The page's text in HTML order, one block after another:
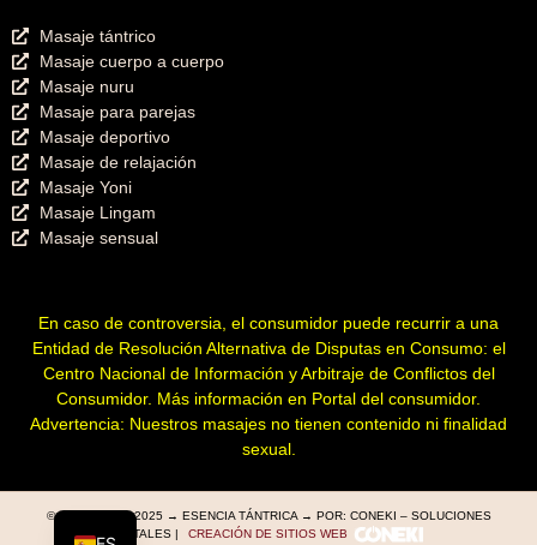
Masaje tántrico
Masaje cuerpo a cuerpo
Masaje nuru
Masaje para parejas
Masaje deportivo
Masaje de relajación
Masaje Yoni
Masaje Lingam
Masaje sensual
En caso de controversia, el consumidor puede recurrir a una
Entidad de Resolución Alternativa de Disputas en Consumo: el
Centro Nacional de Información y Arbitraje de Conflictos del
Consumidor. Más información en Portal del consumidor.
Advertencia: Nuestros masajes no tienen contenido ni finalidad
sexual.
© COPYRIGHT 2025 → ESENCIA TÁNTRICA → POR: CONEKI – SOLUCIONES
DIGITALES |
CREACIÓN DE SITIOS WEB